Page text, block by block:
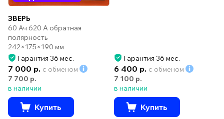
ЗВЕРЬ
60 Ач 620 А обратная
полярность
242×175×190 мм
Гарантия 36 мес.
7 000 р. с обменом
7 700 р.
в наличии
Купить
Гарантия 36 мес.
6 400 р. с обменом
7 100 р.
в наличии
Купить